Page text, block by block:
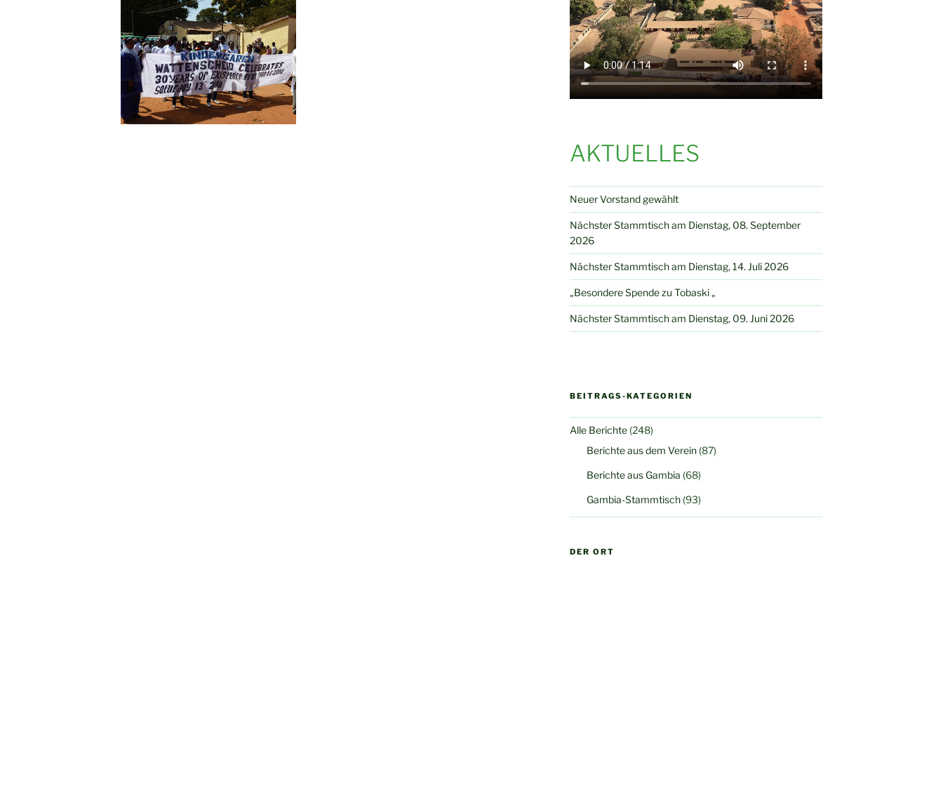
AKTUELLES
Neuer Vorstand gewählt
Nächster Stammtisch am Dienstag, 08. September
2026
Nächster Stammtisch am Dienstag, 14. Juli 2026
„Besondere Spende zu Tobaski „
Nächster Stammtisch am Dienstag, 09. Juni 2026
BEITRAGS-KATEGORIEN
Alle Berichte (248)
Berichte aus dem Verein (87)
Berichte aus Gambia (68)
Gambia-Stammtisch (93)
DER ORT